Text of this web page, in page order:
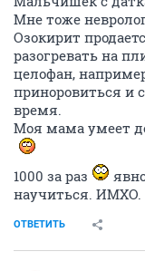
Мне тоже
Озокирит
разогревать на
целофан,
приноровиться и
время.
Моя мама умеет
1000 за раз
научиться. ИМХО.
ОТВЕТИТЬ